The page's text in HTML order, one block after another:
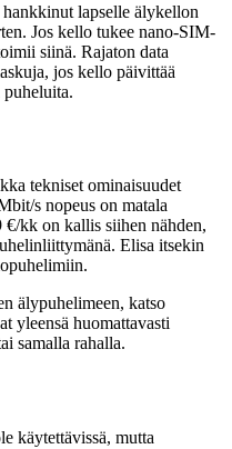
lapselle älykellon
Jos kello tukee nano-SIM-
siinä. Rajaton data
jos kello päivittää
tekniset ominaisuudet
s nopeus on matala
kk on kallis siihen nähden,
Elisa itsekin
älypuhelimeen, katso
yleensä huomattavasti
samalla rahalla.
käytettävissä, mutta